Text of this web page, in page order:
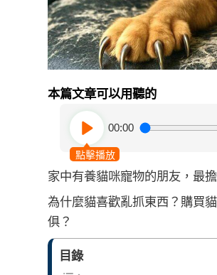
本篇文章可以用聽的
點擊播放
00:00
家中有養貓咪寵物的朋友，最
為什麼貓喜歡亂抓東西？購買
俱？
目錄